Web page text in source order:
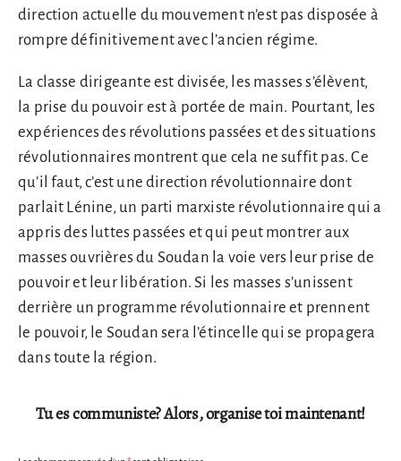
direction actuelle du mouvement n’est pas disposée à
rompre définitivement avec l’ancien régime.
La classe dirigeante est divisée, les masses s’élèvent,
la prise du pouvoir est à portée de main. Pourtant, les
expériences des révolutions passées et des situations
révolutionnaires montrent que cela ne suffit pas. Ce
qu’il faut, c’est une direction révolutionnaire dont
parlait Lénine, un parti marxiste révolutionnaire qui a
appris des luttes passées et qui peut montrer aux
masses ouvrières du Soudan la voie vers leur prise de
pouvoir et leur libération. Si les masses s’unissent
derrière un programme révolutionnaire et prennent
le pouvoir, le Soudan sera l’étincelle qui se propagera
dans toute la région.
Tu es communiste? Alors, organise toi maintenant!